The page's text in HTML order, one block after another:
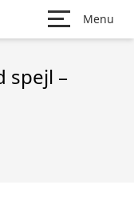
Menu
spejl –